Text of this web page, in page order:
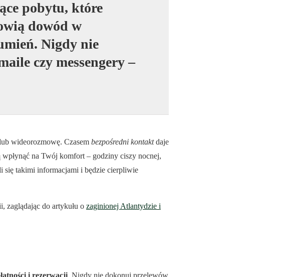
pobytu, które
dowód w
Nigdy nie
czy messengery –
wideorozmowę. Czasem bezpośredni kontaktdaje
na Twój komfort – godziny ciszy nocnej,
się takimi informacjami i będzie cierpliwie
zaglądając do artykułu o zaginionej Atlantydzie i
i rezerwacji . Nigdy nie dokonuj przelewów